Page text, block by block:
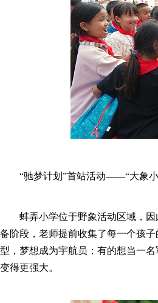
“驰梦计划”首站活动——“大象
蚌弄小学位于野象活动区域，
备阶段，老师提前收集了每一个孩
型，梦想成为宇航员；有的想当一
变得更强大。